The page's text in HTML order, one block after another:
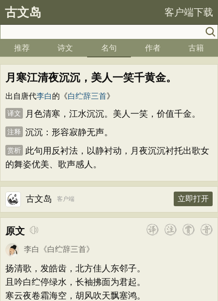
古文岛 客户端下载
推荐 诗文 名句 作者 古籍
月寒江清夜沉沉，美人一笑千黄金。
出自唐代李白的《白纻辞三首》
译文 月色清寒，江水沉沉。美人一笑，价值千金。
注释 沉沉：形容寂静无声。
赏析
此句用反衬法，以静衬动，月夜沉沉衬托出歌女
的舞姿优美、歌声感人。
古文岛 客户端 立即打开
原文
李白 《白纻辞三首》
扬清歌，发皓齿，北方佳人东邻子。
且吟白纻停绿水，长袖拂面为君起。
寒云夜卷霜海空，胡风吹天飘塞鸿。